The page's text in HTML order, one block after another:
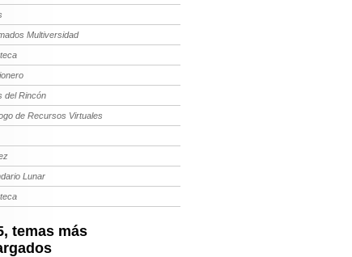
Multiversidad
del Rincón
de Recursos Virtuales
Lunar
temas más